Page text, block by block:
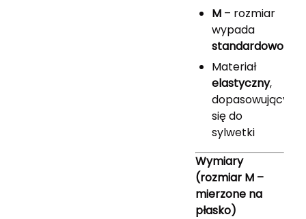
M – rozmiar
wypada
standardowo
Materiał
elastyczny,
dopasowujący
się do
sylwetki
Wymiary
(rozmiar M –
mierzone na
płasko)